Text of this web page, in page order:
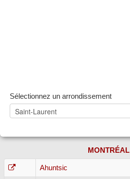
Sélectionnez un arrondissement
MONTRÉAL
Ahuntsic